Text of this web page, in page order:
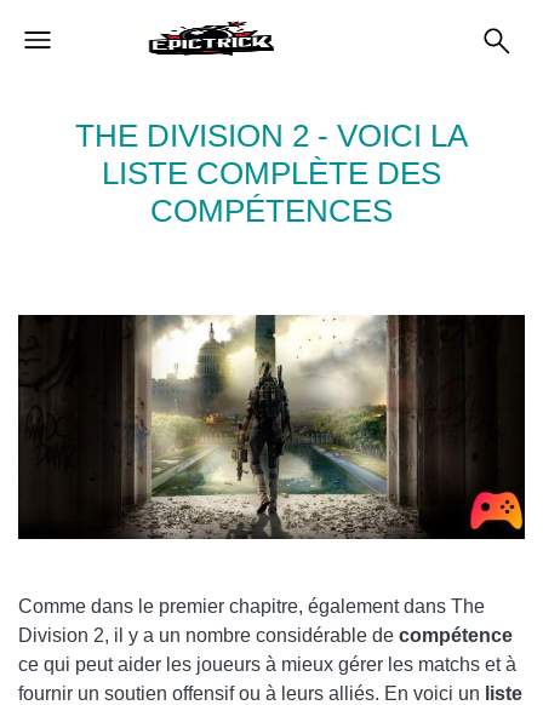
THE DIVISION 2 - VOICI LA
LISTE COMPLÈTE DES
COMPÉTENCES
Comme dans le premier chapitre, également dans The
Division 2, il y a un nombre considérable de compétence
ce qui peut aider les joueurs à mieux gérer les matchs et à
fournir un soutien offensif ou à leurs alliés. En voici un liste